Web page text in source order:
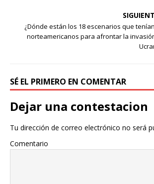
¿Dónde están los 18 escenarios que
norteamericanos para afrontar la
SÉ EL PRIMERO EN COMENTAR
Dejar una contestacion
Tu dirección de correo electrónico no será
Comentario